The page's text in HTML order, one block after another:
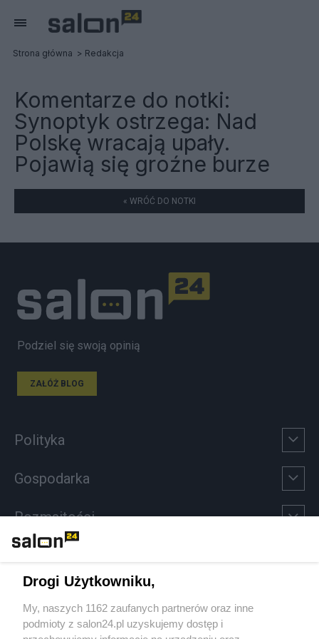
Strona główna Redakcja
Komentarze do notki:
Synoptyk ostrzega: Nad
Polskę wracają upały.
Pojawią się groźne burze
« WRÓĆ DO NOTKI
Podziel się swoją opinią
ZAŁÓŻ BLOG
Polityka
Gospodarka
Rozmaitości
Sport
Społeczeństwo
Drogi Użytkowniku,
My, naszych 1162 zaufanych partnerów oraz inne
podmioty z salon24.pl uzyskujemy dostęp i